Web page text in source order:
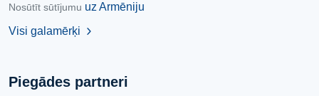
Nosūtīt sūtījumu uz Armēniju
Visi galamērķi
chevron_right
Piegādes partneri